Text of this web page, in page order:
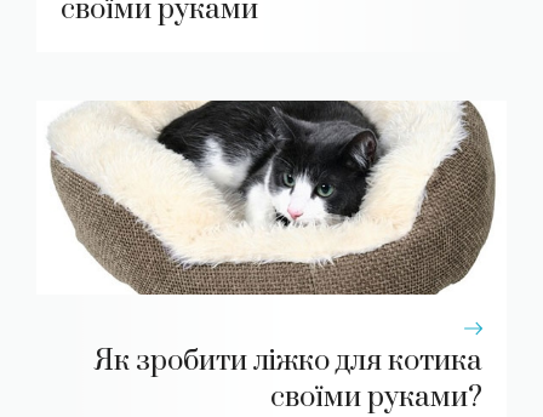
своїми руками
Як зробити ліжко для котика
своїми руками?